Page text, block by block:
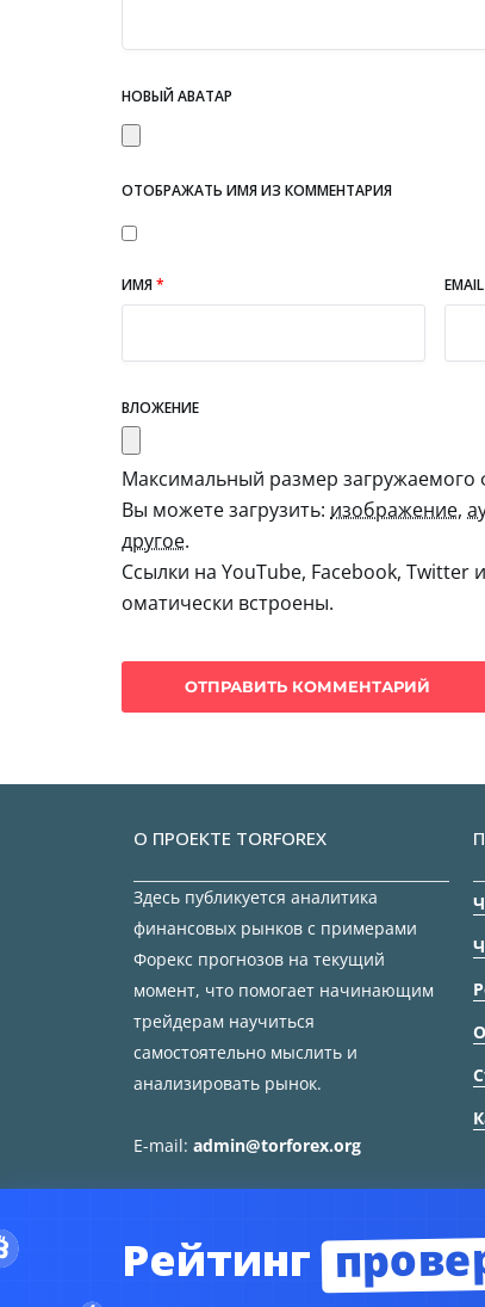
НОВЫЙ АВАТАР
ОТОБРАЖАТЬ ИМЯ ИЗ КОММЕНТАРИЯ
ИМЯ*
ВЛОЖЕНИЕ
Максимальный размер загружаемого
Вы можете загрузить: изображение,
другое.
Ссылки на YouTube, Facebook, Twitter
оматически встроены.
О ПРОЕКТЕ TORFOREX
Здесь публикуется аналитика
финансовых рынков с примерами
Форекс прогнозов на текущий
момент, что помогает начинающим
трейдерам научиться
самостоятельно мыслить и
анализировать рынок.
E-mail: admin@torforex.org
Рейтинг